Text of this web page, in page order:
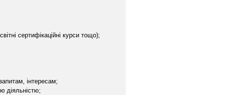
сертифікаційні курси тощо);
інтересам;
діяльністю;